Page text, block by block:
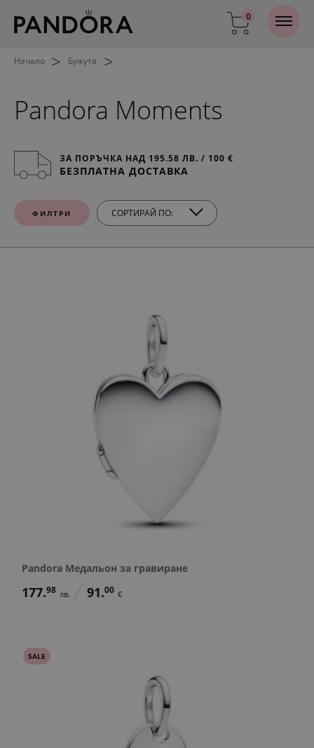
0
Начало > Бужута >
Pandora Moments
ЗА ПОРЪЧКА НАД 195.58 ЛВ. / 100 €
БЕЗПЛАТНА ДОСТАВКА
ФИЛТРИ СОРТИРАЙ ПО:
Pandora Медальон за гравиране
177.98 лв. 91.00 €
SALE